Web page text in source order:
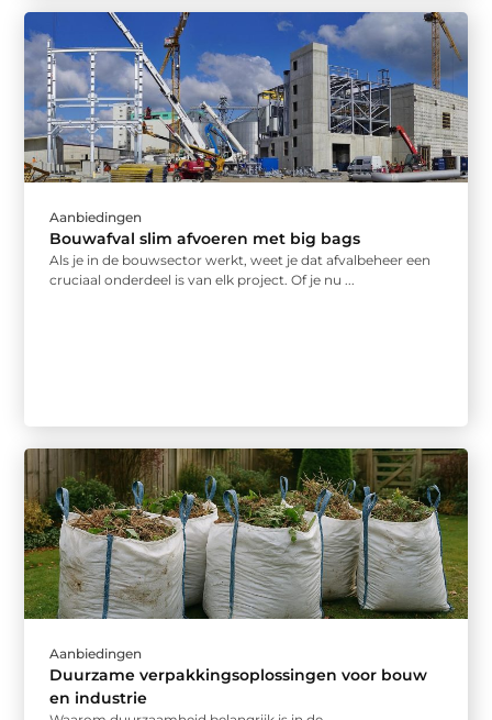
Aanbiedingen
Bouwafval slim afvoeren met big bags
Als je in de bouwsector werkt, weet je dat afvalbeheer een
cruciaal onderdeel is van elk project. Of je nu ...
Aanbiedingen
Duurzame verpakkingsoplossingen voor bouw
en industrie